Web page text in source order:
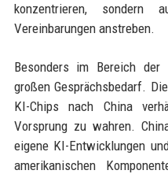
konzentrieren, sondern
Vereinbarungen anstreben.
Besonders im Bereich
großen Gesprächsbedarf.
KI-Chips nach China
Vorsprung zu wahren.
eigene KI-Entwicklungen
amerikanischen